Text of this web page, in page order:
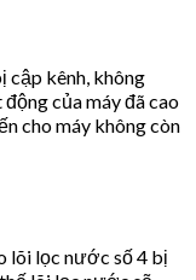
cập kênh, không
của máy đã cao
cho máy không còn
lõi lọc nước số 4 bị